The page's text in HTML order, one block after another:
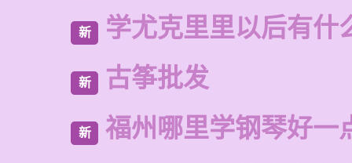
新 学尤克里里以后有什
新 古筝批发
新 福州哪里学钢琴好一